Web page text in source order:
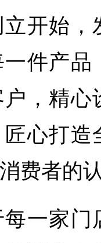
始，
件产
，精
心打
费者的
家门